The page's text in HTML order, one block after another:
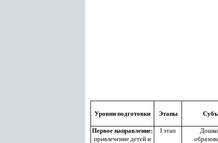
Уровни подготовки Этапы
Первое направление:
привлечение детей и
I этап